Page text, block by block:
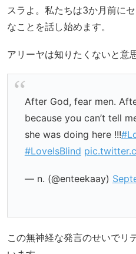
スラよ。私たちは3か月前に
なことを話し始めます。
アリーヤは知りたくないと意
After God, fear men.
because you can’t tell
she was doing here !!!
#LoveIsBlind
— n. (@enteekaay)
この無神経な発言のせいでリ